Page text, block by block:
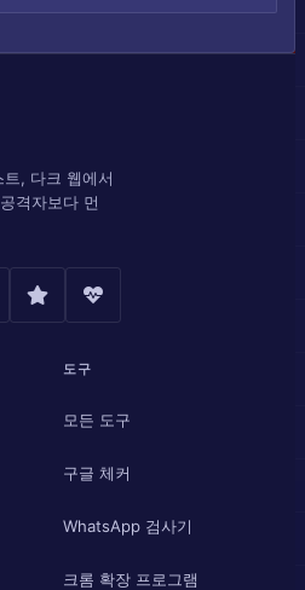
, 다크 웹에서
격자보다 먼
도구
모든 도구
구글 체커
WhatsApp 검사기
크롬 확장 프로그램